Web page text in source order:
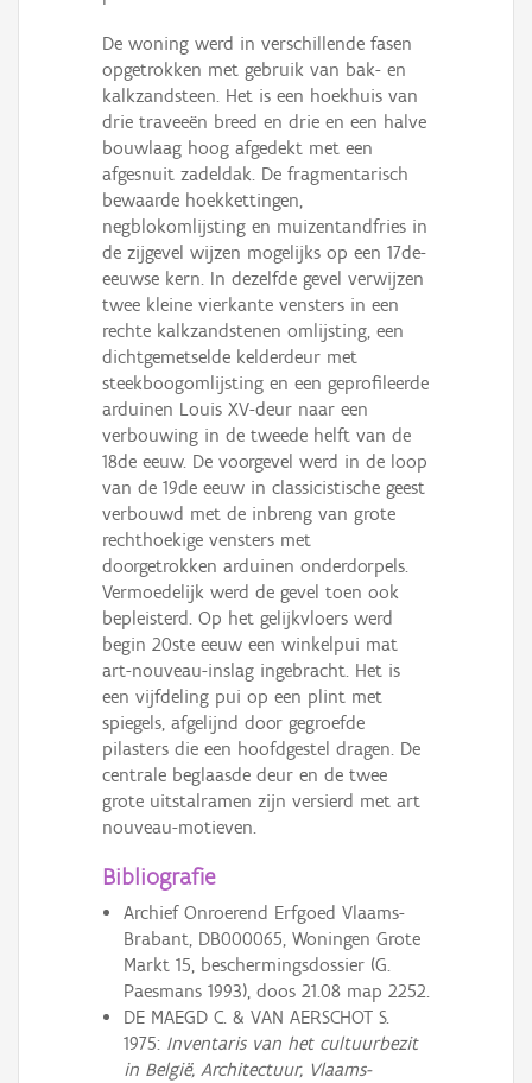
De woning werd in verschillende fasen
opgetrokken met gebruik van bak- en
kalkzandsteen. Het is een hoekhuis van
drie traveeën breed en drie en een halve
bouwlaag hoog afgedekt met een
afgesnuit zadeldak. De fragmentarisch
bewaarde hoekkettingen,
negblokomlijsting en muizentandfries in
de zijgevel wijzen mogelijks op een 17de-
eeuwse kern. In dezelfde gevel verwijzen
twee kleine vierkante vensters in een
rechte kalkzandstenen omlijsting, een
dichtgemetselde kelderdeur met
steekboogomlijsting en een geprofileerde
arduinen Louis XV-deur naar een
verbouwing in de tweede helft van de
18de eeuw. De voorgevel werd in de loop
van de 19de eeuw in classicistische geest
verbouwd met de inbreng van grote
rechthoekige vensters met
doorgetrokken arduinen onderdorpels.
Vermoedelijk werd de gevel toen ook
bepleisterd. Op het gelijkvloers werd
begin 20ste eeuw een winkelpui mat
art-nouveau-inslag ingebracht. Het is
een vijfdeling pui op een plint met
spiegels, afgelijnd door gegroefde
pilasters die een hoofdgestel dragen. De
centrale beglaasde deur en de twee
grote uitstalramen zijn versierd met art
nouveau-motieven.
Bibliografie
Archief Onroerend Erfgoed Vlaams-
Brabant, DB000065, Woningen Grote
Markt 15, beschermingsdossier (G.
Paesmans 1993), doos 21.08 map 2252.
DE MAEGD C. & VAN AERSCHOT S.
1975: Inventaris van het cultuurbezit
in België, Architectuur, Vlaams-